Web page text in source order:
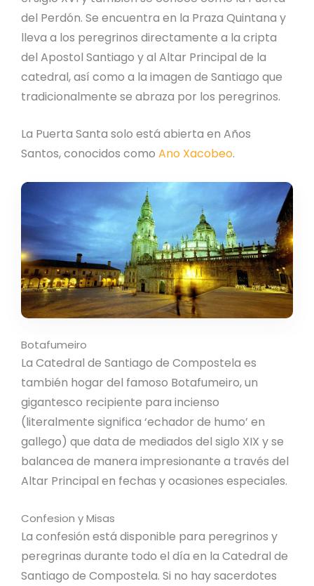
del Perdón. Se encuentra en la Praza Quintana y
lleva a los peregrinos directamente a la cripta
del Apostol Santiago y al Altar Principal de la
catedral, así como a la imagen de Santiago que
tradicionalmente se abraza por los peregrinos.
La Puerta Santa solo está abierta en Años
Santos, conocidos como Ano Xacobeo.
Botafumeiro
La Catedral de Santiago de Compostela es
también hogar del famoso Botafumeiro, un
gigantesco recipiente para incienso
(literalmente significa ‘echador de humo’ en
gallego) que data de mediados del siglo XIX y se
balancea de manera impresionante a través del
Altar Principal en fechas y ocasiones especiales.
Confesion y Misas
La confesión está disponible para peregrinos y
peregrinas durante todo el día en la Catedral de
Santiago de Compostela. Si no hay sacerdotes